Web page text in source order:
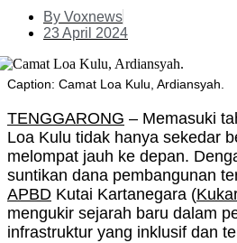
By Voxnews
23 April 2024
Caption: Camat Loa Kulu, Ardiansyah.
TENGGARONG – Memasuki
Loa Kulu tidak hanya sekedar
melompat jauh ke depan.
suntikan dana pembangunan
APBD Kutai Kartanegara (
mengukir sejarah baru dalam
infrastruktur yang inklusif dan